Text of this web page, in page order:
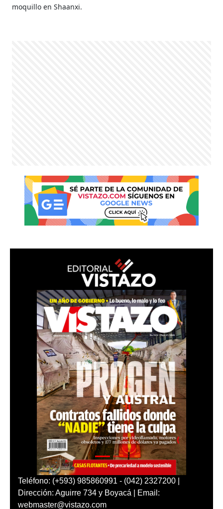
moquillo en Shaanxi.
Teléfono: (+593) 985860991 - (042) 2327200 |
Dirección: Aguirre 734 y Boyacá | Email:
webmaster@vistazo.com